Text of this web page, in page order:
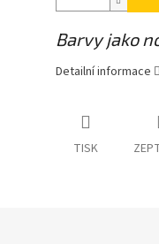
Barvy jako
Detailní informace
TISK